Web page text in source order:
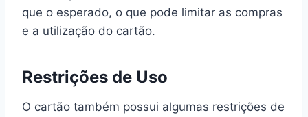
que o esperado, o que pode limitar as compras
e a utilização do cartão.
Restrições de Uso
O cartão também possui algumas restrições de